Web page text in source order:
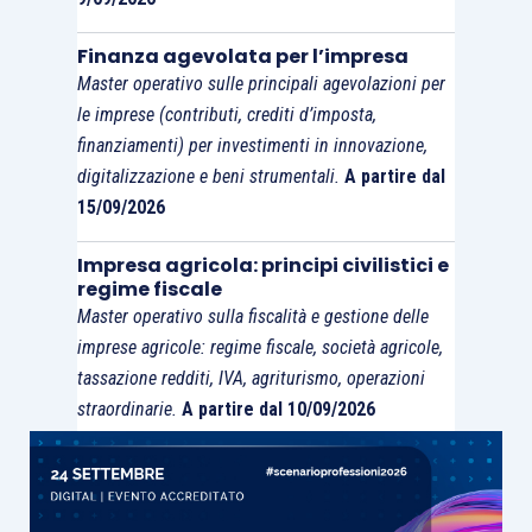
adesione comporterà la possibilità di
consultare i dati completi delle sole fatture
transitate tramite lo Sdi dopo la data di
adesione al servizio stesso.
dati memorizzati nel periodo transitorio
saranno cancellati, e saranno memorizzati
esclusivamente idati ritenuti fiscalmente
rilevanti, ovvero quelli richiamati dall’articolo 21
D.P.R. 633/1972 (eccezion fattaper i dati indicati
nelcomma 2, lett. g,relativi alla “ natura, qualità e
quantità dei beni e dei servizi formanti oggetto
dell’operazione”).
Con riferimento alle
fatture emesse nei
Finanza agevolata per l’impresa
Master operativo sulle principali agevolazioni per
le imprese (contributi, crediti d’imposta,
finanziamenti) per investimenti in innovazione,
digitalizzazione e beni strumentali. A partire dal
15/09/2026
Impresa agricola: principi civilistici e
regime fiscale
Master operativo sulla fiscalità e gestione delle
imprese agricole: regime fiscale, società agricole,
tassazione redditi, IVA, agriturismo, operazioni
straordinarie. A partire dal 10/09/2026